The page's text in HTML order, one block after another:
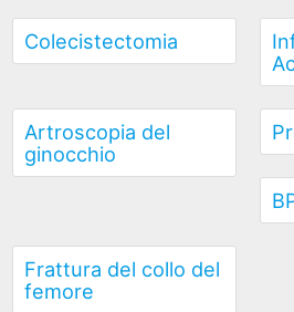
Colecistectomia
Artroscopia del
ginocchio
Frattura del collo del
femore